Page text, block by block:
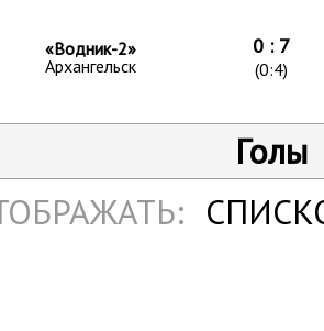
«Водник-2»
Архангельск
0 : 7
(0:4)
Голы